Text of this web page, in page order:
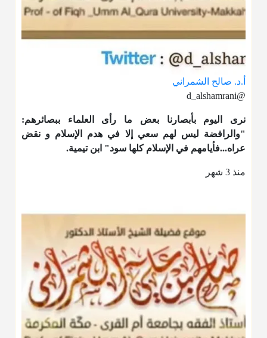
أ.د. صالح الشمراني
@d_alshamrani
نرى اليوم بأبصارنا بعض ما رأى العلماء ببصائرهم:
"والرافضة ليس لهم سعي إلا في هدم الإسلام و نقض
عراه...فأيامهم في الإسلام كلها سود" ابن تيمية.
منذ 3 شهر